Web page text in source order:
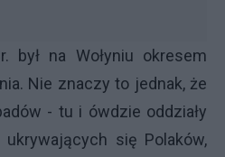
był na Wołyniu okresem
Nie znaczy to jednak, że
- tu i ówdzie oddziały
ukrywających się Polaków,